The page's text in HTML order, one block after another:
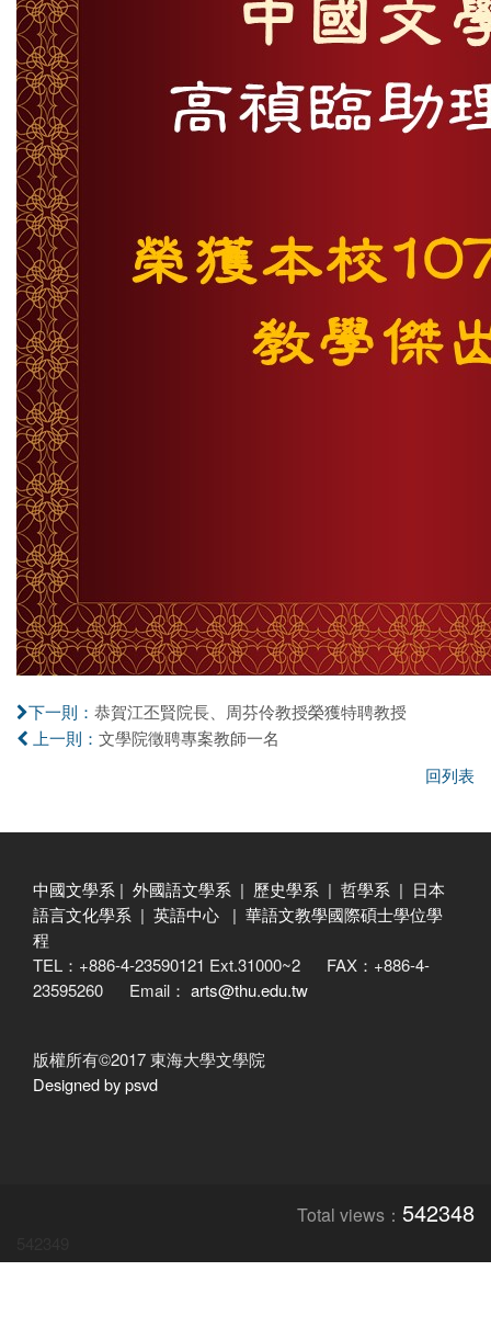
下一則： 恭賀江丕賢院長、周芬伶教授榮獲特聘教授
上一則： 文學院徵聘專案教師一名
回列表
中國文學系 | 外國語文學系 | 歷史學系 | 哲學系 | 日本
語言文化學系 | 英語中心 | 華語文教學國際碩士學位學
程
TEL：+886-4-23590121 Ext.31000~2 FAX：+886-4-
23595260 Email： arts@thu.edu.tw
版權所有©2017 東海大學文學院
Designed by psvd
Total views： 542348